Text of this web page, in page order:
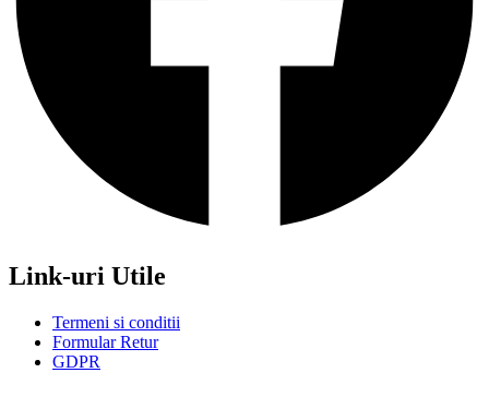
Link-uri Utile
Termeni si conditii
Formular Retur
GDPR